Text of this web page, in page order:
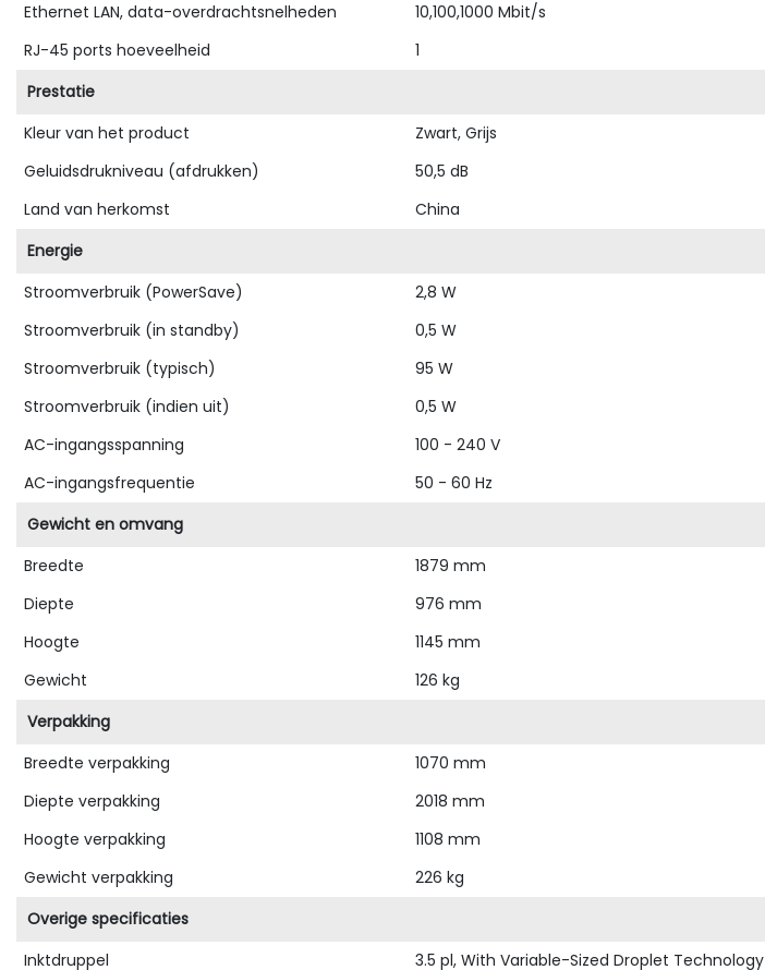
Ethernet LAN, data-overdrachtsnelheden
10,100,1000 Mbit/s
RJ-45 ports hoeveelheid
1
Prestatie
Kleur van het product
Zwart, Grijs
Geluidsdrukniveau (afdrukken)
50,5 dB
Land van herkomst
China
Energie
Stroomverbruik (PowerSave)
2,8 W
Stroomverbruik (in standby)
0,5 W
Stroomverbruik (typisch)
95 W
Stroomverbruik (indien uit)
0,5 W
AC-ingangsspanning
100 - 240 V
AC-ingangsfrequentie
50 - 60 Hz
Gewicht en omvang
Breedte
1879 mm
Diepte
976 mm
Hoogte
1145 mm
Gewicht
126 kg
Verpakking
Breedte verpakking
1070 mm
Diepte verpakking
2018 mm
Hoogte verpakking
1108 mm
Gewicht verpakking
226 kg
Overige specificaties
Inktdruppel
3.5 pl, With Variable-Sized Droplet Technology